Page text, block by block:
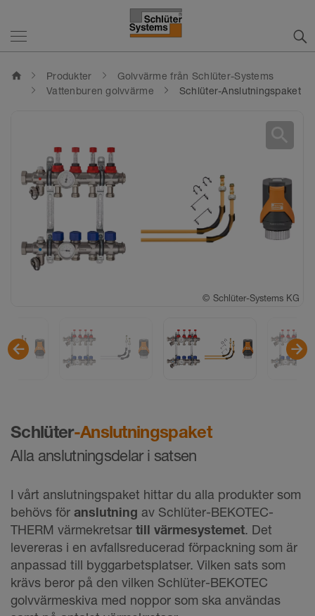
home Produkter
Golvvärme från Schlüter-Systems
Vattenburen golvvärme
Schlüter-Anslutningspaket
Schlüter-Anslutningspaket
Alla anslutningsdelar i satsen
I vårt anslutningspaket hittar du alla produkter som
behövs för anslutning av Schlüter-BEKOTEC-
THERM värmekretsar till värmesystemet. Det
levereras i en avfallsreducerad förpackning som är
anpassad till byggarbetsplatser. Vilken sats som
krävs beror på den vilken Schlüter-BEKOTEC
golvvärmeskiva med noppor som ska användas
© Schlüter-Systems KG
© Schlüter-Systems KG
© Schlüter-Systems KG
© Schlüter-Systems KG